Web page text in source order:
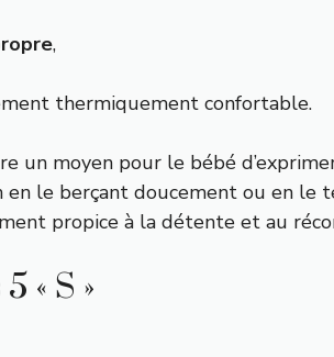
,
thermiquement confortable.
un moyen pour le bébé
en le berçant doucement ou en
propice à la détente et au
« S »